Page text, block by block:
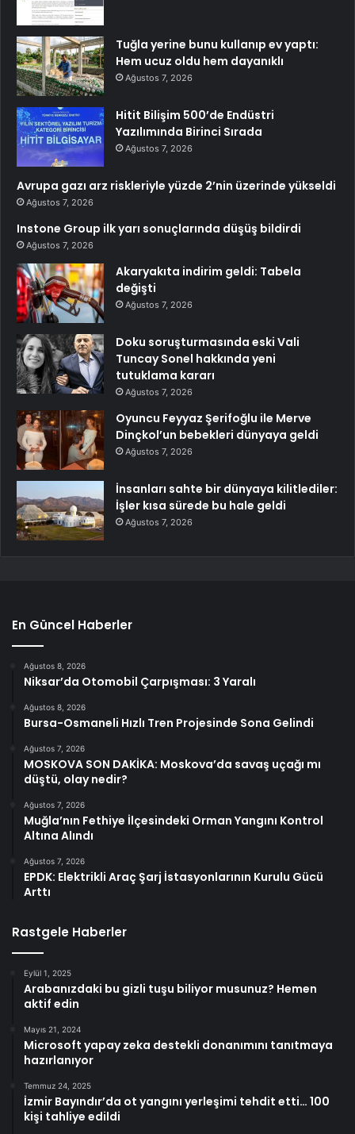
Tuğla yerine bunu kullanıp ev yaptı:
Hem ucuz oldu hem dayanıklı
Ağustos 7, 2026
Hitit Bilişim 500’de Endüstri
Yazılımında Birinci Sırada
Ağustos 7, 2026
Avrupa gazı arz riskleriyle yüzde 2’nin üzerinde yükseldi
Ağustos 7, 2026
Instone Group ilk yarı sonuçlarında düşüş bildirdi
Ağustos 7, 2026
Akaryakıta indirim geldi: Tabela
değişti
Ağustos 7, 2026
Doku soruşturmasında eski Vali
Tuncay Sonel hakkında yeni
tutuklama kararı
Ağustos 7, 2026
Oyuncu Feyyaz Şerifoğlu ile Merve
Dinçkol’un bebekleri dünyaya geldi
Ağustos 7, 2026
İnsanları sahte bir dünyaya kilitlediler:
İşler kısa sürede bu hale geldi
Ağustos 7, 2026
En Güncel Haberler
Ağustos 8, 2026
Niksar’da Otomobil Çarpışması: 3 Yaralı
Ağustos 8, 2026
Bursa-Osmaneli Hızlı Tren Projesinde Sona Gelindi
Ağustos 7, 2026
MOSKOVA SON DAKİKA: Moskova’da savaş uçağı mı
düştü, olay nedir?
Ağustos 7, 2026
Muğla’nın Fethiye İlçesindeki Orman Yangını Kontrol
Altına Alındı
Ağustos 7, 2026
EPDK: Elektrikli Araç Şarj İstasyonlarının Kurulu Gücü
Arttı
Rastgele Haberler
Eylül 1, 2025
Arabanızdaki bu gizli tuşu biliyor musunuz? Hemen
aktif edin
Mayıs 21, 2024
Microsoft yapay zeka destekli donanımını tanıtmaya
hazırlanıyor
Temmuz 24, 2025
İzmir Bayındır’da ot yangını yerleşimi tehdit etti… 100
kişi tahliye edildi